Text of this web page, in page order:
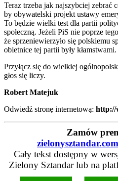
Teraz trzeba jak najszybciej zebrać
by obywatelski projekt ustawy
To będzie wielki test dla partii
społeczną. Jeżeli PiS nie poprze
że sprzeniewierzyło się polskiemu
obietnice tej partii były kłamstwami.
Przyłącz się do wielkiej
głos się liczy.
Robert Matejuk
Odwiedź stronę internetową: http://
Zamów
Cały tekst dostępny w
Zielony Sztandar lub na